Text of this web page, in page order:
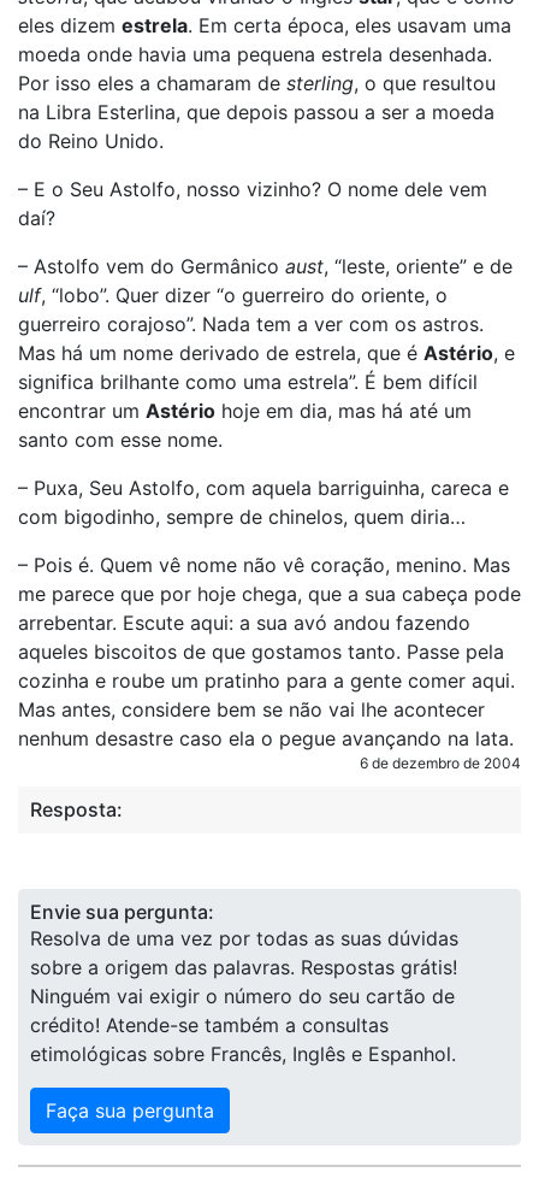
eles dizem estrela. Em certa época, eles usavam uma
moeda onde havia uma pequena estrela desenhada.
Por isso eles a chamaram de sterling, o que resultou
na Libra Esterlina, que depois passou a ser a moeda
do Reino Unido.
– E o Seu Astolfo, nosso vizinho? O nome dele vem
daí?
– Astolfo vem do Germânico aust, “leste, oriente” e de
ulf, “lobo”. Quer dizer “o guerreiro do oriente, o
guerreiro corajoso”. Nada tem a ver com os astros.
Mas há um nome derivado de estrela, que é Astério, e
significa brilhante como uma estrela”. É bem difícil
encontrar um Astério hoje em dia, mas há até um
santo com esse nome.
– Puxa, Seu Astolfo, com aquela barriguinha, careca e
com bigodinho, sempre de chinelos, quem diria…
– Pois é. Quem vê nome não vê coração, menino. Mas
me parece que por hoje chega, que a sua cabeça pode
arrebentar. Escute aqui: a sua avó andou fazendo
aqueles biscoitos de que gostamos tanto. Passe pela
cozinha e roube um pratinho para a gente comer aqui.
Mas antes, considere bem se não vai lhe acontecer
nenhum desastre caso ela o pegue avançando na lata.
6 de dezembro de 2004
Resposta:
Envie sua pergunta:
Resolva de uma vez por todas as suas dúvidas
sobre a origem das palavras. Respostas grátis!
Ninguém vai exigir o número do seu cartão de
crédito! Atende-se também a consultas
etimológicas sobre Francês, Inglês e Espanhol.
Faça sua pergunta